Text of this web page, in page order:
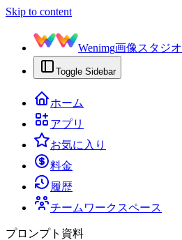
Skip to content
Wenimg画像スタジオ
Toggle Sidebar
ホーム
アプリ
お気に入り
料金
履歴
チームワークスペース
プロンプト資料